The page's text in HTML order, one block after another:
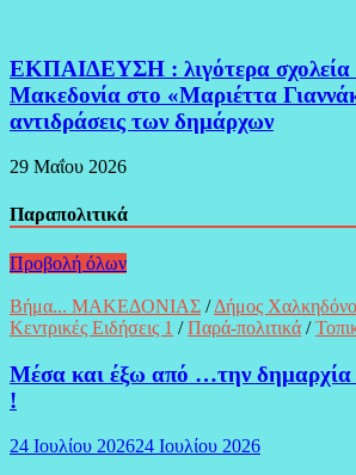
ΕΚΠΑΙΔΕΥΣΗ : λιγότερα σχολεία
Μακεδονία στο «Μαριέττα
αντιδράσεις των δημάρχων
29 Μαΐου 2026
Παραπολιτικά
Προβολή όλων
Βήμα... ΜΑΚΕΔΟΝΙΑΣ /Δήμος
Κεντρικές Ειδήσεις 1 /Παρά-πολιτικά /
Μέσα και έξω από …την
!
24 Ιουλίου 202624 Ιουλίου 2026